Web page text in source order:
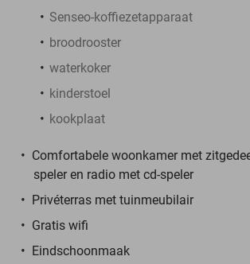
Senseo-koffiezetapparaat
broodrooster
waterkoker
kinderstoel
kookplaat
Comfortabele woonkamer met
speler en radio met cd-speler
Privéterras met tuinmeubilair
Gratis wifi
Eindschoonmaak